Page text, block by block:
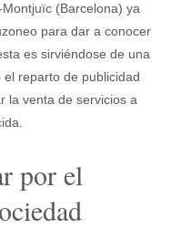
(Barcelona) ya
para dar a conocer
es sirviéndose de una
reparto de publicidad
la venta de servicios a
por el